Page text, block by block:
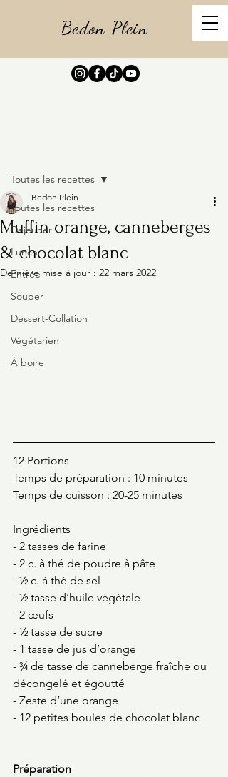
Bedon Plein
Toutes les recettes
Déjeuner
Lunch
Entrée
Souper
Dessert-Collation
Végétarien
À boire
Toutes les recettes
Muffin orange, canneberges
& chocolat blanc
Bedon Plein
Dernière mise à jour : 22 mars 2022
12 Portions
Temps de préparation : 10 minutes
Temps de cuisson : 20-25 minutes
Ingrédients
- 2 tasses de farine
- 2 c. à thé de poudre à pâte
- ½ c. à thé de sel
- ½ tasse d’huile végétale
- 2 œufs
- ½ tasse de sucre
- 1 tasse de jus d’orange
- ¾ de tasse de canneberge fraîche ou
décongelé et égoutté
- Zeste d’une orange
- 12 petites boules de chocolat blanc
Préparation